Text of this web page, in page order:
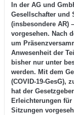
In der AG und
Gesellschafter und
(insbesondere AR)
vorgesehen. Nach
um
Anwesenheit der
bisher nur unter
werden. Mit dem
(COVID-19-GesG),
hat der
Erleichterungen
Sitzungen